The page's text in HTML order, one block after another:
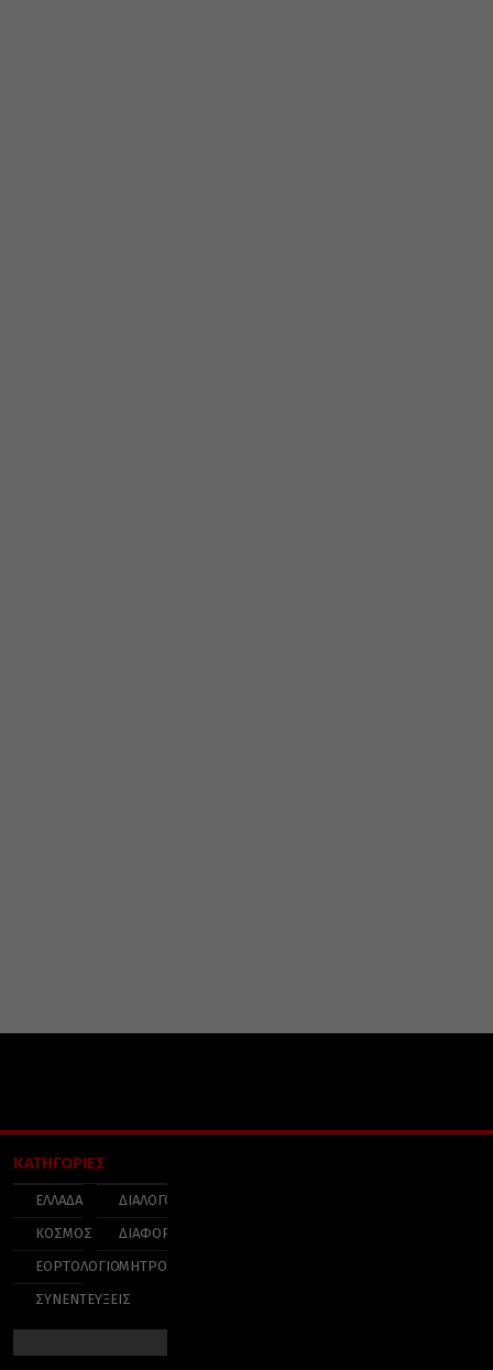
ΚΑΤΗΓΟΡΙΕΣ
ΕΛΛΑΔΑ
ΚΟΣΜΟΣ
ΕΟΡΤΟΛΟΓΙΟ
ΣΥΝΕΝΤΕΥΞΕΙΣ
ΔΙΑΛΟΓΟΣ
ΔΙΑΦΟΡΑ
ΜΗΤΡΟΠΟΛΕΙΣ